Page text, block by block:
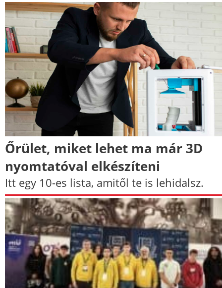
Őrület, miket lehet ma már 3D
nyomtatóval elkészíteni
Itt egy 10-es lista, amitől te is lehidalsz.